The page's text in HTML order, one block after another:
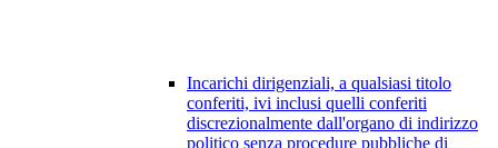
Incarichi dirigenziali, a qualsiasi titolo
conferiti, ivi inclusi quelli conferiti
discrezionalmente dall'organo di indirizzo
politico senza procedure pubbliche di